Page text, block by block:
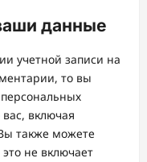
данные
учетной записи на
то вы
включая
также можете
не включает